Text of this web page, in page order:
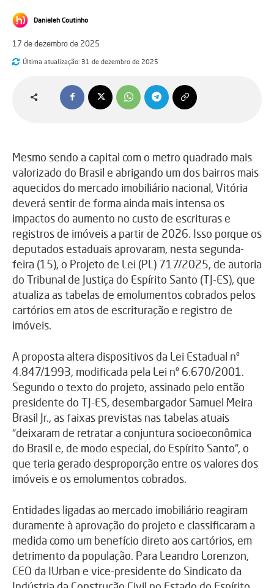
Danieleh Coutinho
17 de dezembro de 2025
Última atualização: 31 de dezembro de 2025
Mesmo sendo a capital com o metro quadrado mais
valorizado do Brasil e abrigando um dos bairros mais
aquecidos do mercado imobiliário nacional, Vitória
deverá sentir de forma ainda mais intensa os
impactos do aumento no custo de escrituras e
registros de imóveis a partir de 2026. Isso porque os
deputados estaduais aprovaram, nesta segunda-
feira (15), o Projeto de Lei (PL) 717/2025, de autoria
do Tribunal de Justiça do Espírito Santo (TJ-ES), que
atualiza as tabelas de emolumentos cobrados pelos
cartórios em atos de escrituração e registro de
imóveis.
A proposta altera dispositivos da Lei Estadual nº
4.847/1993, modificada pela Lei nº 6.670/2001.
Segundo o texto do projeto, assinado pelo então
presidente do TJ-ES, desembargador Samuel Meira
Brasil Jr., as faixas previstas nas tabelas atuais
“deixaram de retratar a conjuntura socioeconômica
do Brasil e, de modo especial, do Espírito Santo”, o
que teria gerado desproporção entre os valores dos
imóveis e os emolumentos cobrados.
Entidades ligadas ao mercado imobiliário reagiram
duramente à aprovação do projeto e classificaram a
medida como um benefício direto aos cartórios, em
detrimento da população. Para Leandro Lorenzon,
CEO da IUrban e vice-presidente do Sindicato da